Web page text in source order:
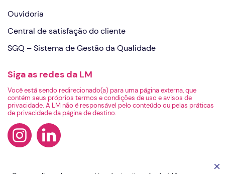
Ouvidoria
Central de satisfação do cliente
SGQ – Sistema de Gestão da Qualidade
Siga as redes da LM
Você está sendo redirecionado(a) para uma página externa, que
contém seus próprios termos e condições de uso e avisos de
privacidade. A LM não é responsável pelo conteúdo ou pelas práticas
de privacidade da página de destino.